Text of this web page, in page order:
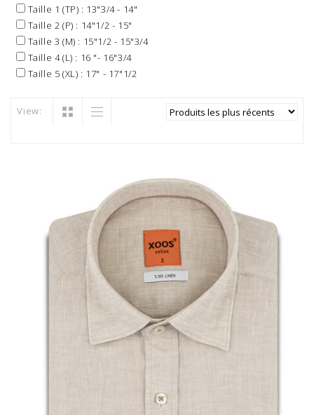
Taille 1 (TP) : 13"3/4 - 14"
Taille 2 (P) : 14"1/2 - 15"
Taille 3 (M) : 15"1/2 - 15"3/4
Taille 4 (L) : 16 "- 16"3/4
Taille 5 (XL) : 17" - 17"1/2
View: